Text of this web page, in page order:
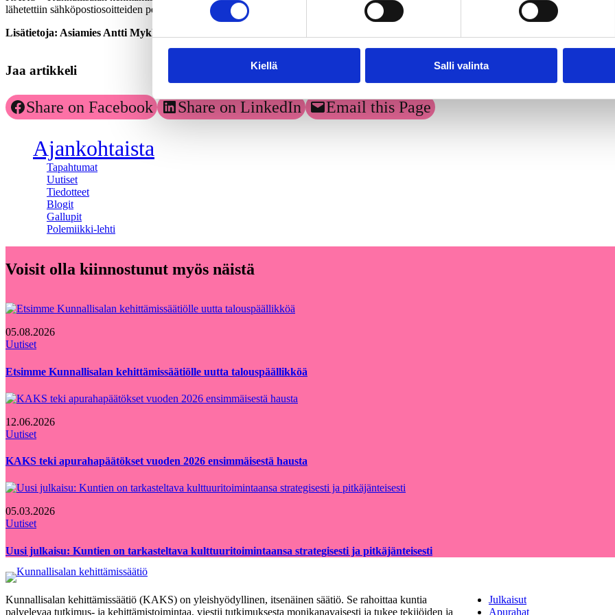
Kiellä Salli valinta
lähetettiin sähköpostiosoitteiden perusteella 7027 kaupunkien valtuutetulle. Vastauksia tuli 946 kpl. Vastausprosentti on 13.
Lisätietoja: Asiamies Antti Mykk
Jaa artikkeli
Share on Facebook Share on LinkedIn Email this Page
Ajankohtaista
Tapahtumat
Uutiset
Tiedotteet
Blogit
Gallupit
Polemiikki-lehti
Voisit olla kiinnostunut myös näistä
05.08.2026
Uutiset
Etsimme Kunnallisalan kehittämissäätiölle uutta talouspäällikköä
12.06.2026
Uutiset
KAKS teki apurahapäätökset vuoden 2026 ensimmäisestä hausta
05.03.2026
Uutiset
Uusi julkaisu: Kuntien on tarkasteltava kulttuuritoimintaansa strategisesti ja pitkäjänteisesti
Kunnallisalan kehittämissäätiö (KAKS) on yleishyödyllinen, itsenäinen säätiö. Se rahoittaa kuntia
palvelevaa tutkimus- ja kehittämistoimintaa, viestii tutkimuksesta monikanavaisesti ja tukee tekijöiden ja
Julkaisut
Apurahat